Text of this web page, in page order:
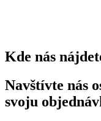
Kde nás
Navštívte nás
svoju